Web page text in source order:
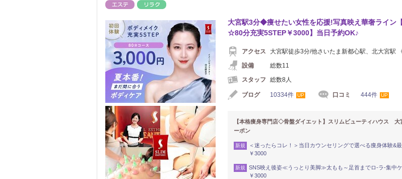
エステ
大宮駅3分◆痩せたい女性を応援!写真映え華奢ライン
☆80分充実5STEP￥3000】当日予約OK♪
アクセス
大宮駅徒歩3分/他さいたま新都心駅、北大宮駅
設備
総数11
スタッフ
総数8人
ブログ 10334件 UP 口コミ 444件 UP
【本格痩身専門店◇骨盤ダイエット】スリムビューティハウス 大
ーポン
新規
＜迷ったらコレ！＞当日カウンセリングで選べる痩身体験&
￥3000
新規
SNS映え後姿≪うっとり美脚≫太もも～足首までロ-ラ-集中
￥3000